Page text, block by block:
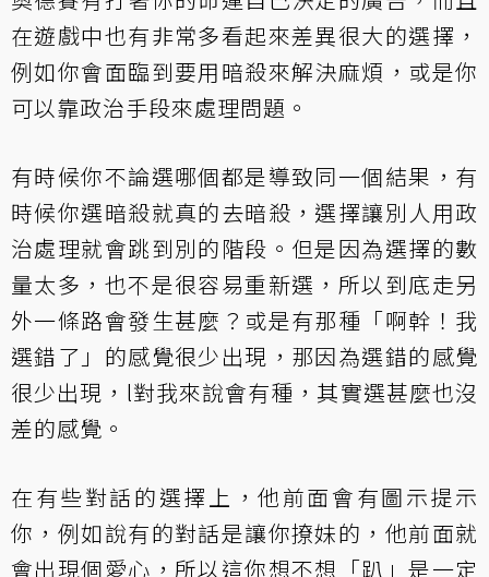
在遊戲中也有非常多看起來差異很大的選擇，
例如你會面臨到要用暗殺來解決麻煩，或是你
可以靠政治手段來處理問題。
有時候你不論選哪個都是導致同一個結果，有
時候你選暗殺就真的去暗殺，選擇讓別人用政
治處理就會跳到別的階段。但是因為選擇的數
量太多，也不是很容易重新選，所以到底走另
外一條路會發生甚麼？或是有那種「啊幹！我
選錯了」的感覺很少出現，那因為選錯的感覺
很少出現，l對我來說會有種，其實選甚麼也沒
差的感覺。
在有些對話的選擇上，他前面會有圖示提示
你，例如說有的對話是讓你撩妹的，他前面就
會出現個愛心，所以這你想不想「趴」是一定